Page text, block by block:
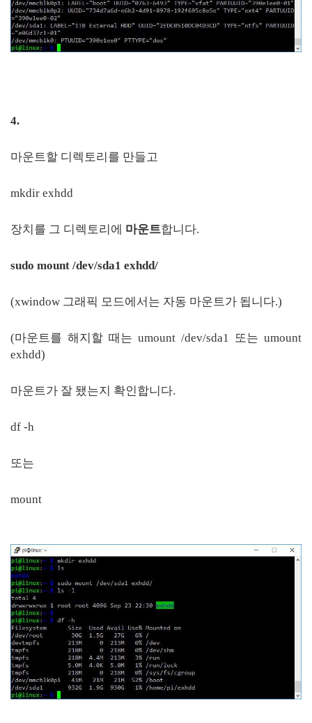
4.
마운트할 디렉토리를 만들고
mkdir exhdd
장치를 그 디렉토리에 마운트합니다.
sudo mount /dev/sda1 exhdd/
(xwindow 그래픽 모드에서는 자동 마운트가 됩니다.)
(마운트를 해지할 때는 umount /dev/sda1 또는 umount
exhdd)
마운트가 잘 됐는지 확인합니다.
df -h
또는
mount